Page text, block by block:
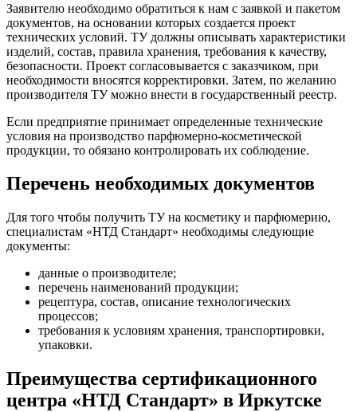
Заявителю необходимо обратиться к нам с заявкой и пакетом
документов, на основании которых создается проект
технических условий. ТУ должны описывать характеристики
изделий, состав, правила хранения, требования к качеству,
безопасности. Проект согласовывается с заказчиком, при
необходимости вносятся корректировки. Затем, по желанию
производителя ТУ можно внести в государственный реестр.
Если предприятие принимает определенные технические
условия на производство парфюмерно-косметической
продукции, то обязано контролировать их соблюдение.
Перечень необходимых документов
Для того чтобы получить ТУ на косметику и парфюмерию,
специалистам «НТД Стандарт» необходимы следующие
документы:
данные о производителе;
перечень наименований продукции;
рецептура, состав, описание технологических
процессов;
требования к условиям хранения, транспортировки,
упаковки.
Преимущества сертификационного
центра «НТД Стандарт» в Иркутске